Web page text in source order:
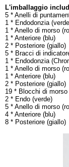
L'imballaggio
5 * Anelli di
1 * Endodonzia
1 * Anello di morso
1 * Anteriore (blu)
2 * Posteriore (giallo)
5 * Bracci di
1 * Endodonzia
1 * Anello di morso
1 * Anteriore (blu)
2 * Posteriore (giallo)
19 * Blocchi di morso
2 * Endo (verde)
5 * Anello di morso
4 * Anteriore (blu)
8 * Posteriore (giallo)